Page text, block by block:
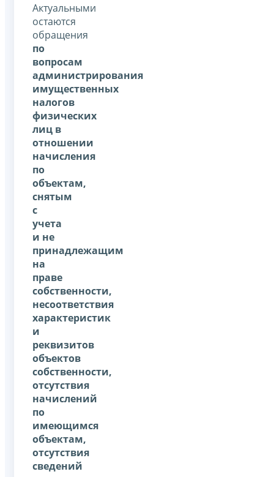
Актуальными
остаются
обращения
по
вопросам
администрирования
имущественных
налогов
физических
лиц в
отношении
начисления
по
объектам,
снятым
с
учета
и не
принадлежащим
на
праве
собственности,
несоответствия
характеристик
и
реквизитов
объектов
собственности,
отсутствия
начислений
по
имеющимся
объектам,
отсутствия
сведений